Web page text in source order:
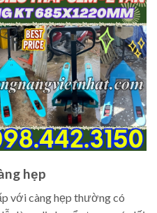
hẹp
với càng hẹp thường có